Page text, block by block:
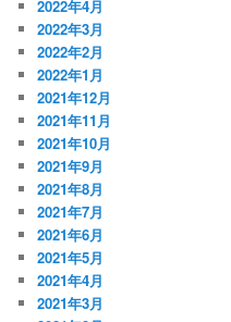
2022年4月
2022年3月
2022年2月
2022年1月
2021年12月
2021年11月
2021年10月
2021年9月
2021年8月
2021年7月
2021年6月
2021年5月
2021年4月
2021年3月